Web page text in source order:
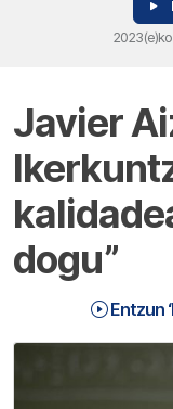
Javier
dogu”
Entzun